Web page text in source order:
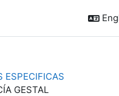
ESPECIFICAS
GESTAL